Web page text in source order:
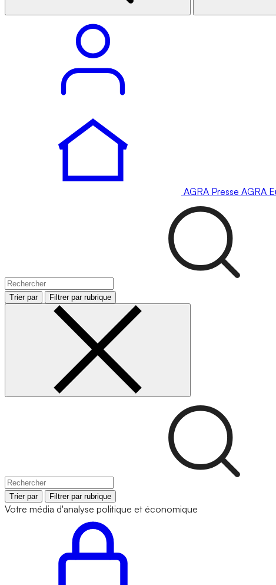
AGRA Presse AGRA
Trier par Filtrer par rubrique
Trier par Filtrer par rubrique
Votre média d'analyse politique et économique